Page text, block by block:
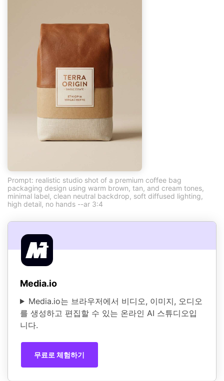
Prompt: realistic studio shot of a premium coffee bag
packaging design using warm brown, tan, and cream tones,
minimal label, clean neutral backdrop, soft diffused lighting,
high detail, no hands --ar 3:4
Media.io
Media.io는 브라우저에서 비디오, 이미지, 오디오
를 생성하고 편집할 수 있는 온라인 AI 스튜디오입
니다.
무료로 체험하기